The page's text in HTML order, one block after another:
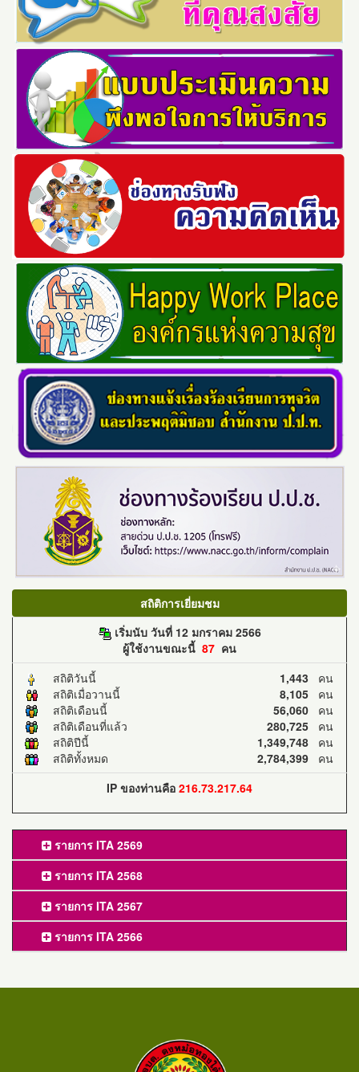
สถิติการเยี่ยมชม
เริ่มนับ วันที่ 12 มกราคม 2566
ผู้ใช้งานขณะนี้ 87 คน
สถิติวันนี้
1,443 คน
สถิติเมื่อวานนี้
8,105 คน
สถิติเดือนนี้
56,060 คน
สถิติเดือนที่แล้ว
280,725 คน
สถิติปีนี้
1,349,748 คน
สถิติทั้งหมด
2,784,399 คน
IP ของท่านคือ 216.73.217.64
รายการ ITA 2569
รายการ ITA 2568
รายการ ITA 2567
รายการ ITA 2566